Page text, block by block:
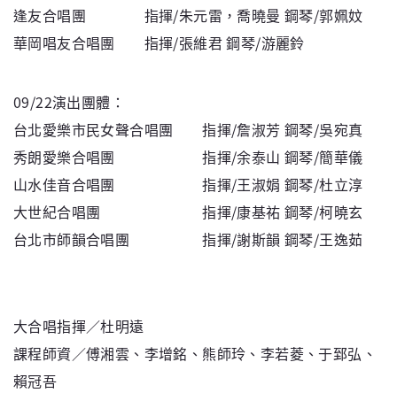
逢友合唱團 指揮/朱元雷，喬曉曼 鋼琴/郭姵妏
華岡唱友合唱團 指揮/張維君 鋼琴/游麗鈴
09/22演出團體：
台北愛樂市民女聲合唱團 指揮/詹淑芳 鋼琴/吳宛真
秀朗愛樂合唱團 指揮/余泰山 鋼琴/簡華儀
山水佳音合唱團 指揮/王淑娟 鋼琴/杜立淳
大世紀合唱團 指揮/康基祐 鋼琴/柯曉玄
台北市師韻合唱團 指揮/謝斯韻 鋼琴/王逸茹
大合唱指揮／杜明遠
課程師資／傅湘雲、李增銘、熊師玲、李若菱、于郅弘、
賴冠吾